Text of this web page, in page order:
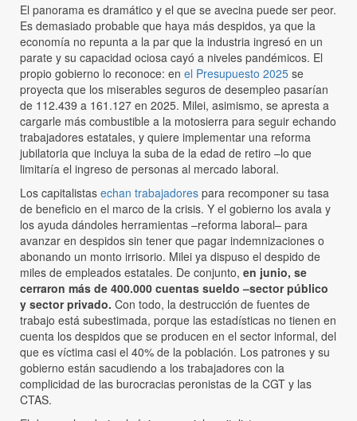
El panorama es dramático y el que se avecina puede ser peor.
Es demasiado probable que haya más despidos, ya que la
economía no repunta a la par que la industria ingresó en un
parate y su capacidad ociosa cayó a niveles pandémicos. El
propio gobierno lo reconoce: en el Presupuesto 2025 se
proyecta que los miserables seguros de desempleo pasarían
de 112.439 a 161.127 en 2025. Milei, asimismo, se apresta a
cargarle más combustible a la motosierra para seguir echando
trabajadores estatales, y quiere implementar una reforma
jubilatoria que incluya la suba de la edad de retiro –lo que
limitaría el ingreso de personas al mercado laboral.
Los capitalistas echan trabajadores para recomponer su tasa
de beneficio en el marco de la crisis. Y el gobierno los avala y
los ayuda dándoles herramientas –reforma laboral– para
avanzar en despidos sin tener que pagar indemnizaciones o
abonando un monto irrisorio. Milei ya dispuso el despido de
miles de empleados estatales. De conjunto, en junio, se
cerraron más de 400.000 cuentas sueldo –sector público
y sector privado. Con todo, la destrucción de fuentes de
trabajo está subestimada, porque las estadísticas no tienen en
cuenta los despidos que se producen en el sector informal, del
que es víctima casi el 40% de la población. Los patrones y su
gobierno están sacudiendo a los trabajadores con la
complicidad de las burocracias peronistas de la CGT y las
CTAS.